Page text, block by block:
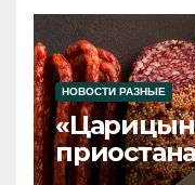
НОВОСТИ РАЗНЫЕ